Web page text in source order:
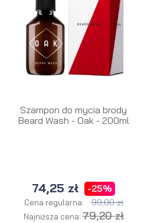
Szampon do mycia brody
Beard Wash - Oak - 200ml
74,25 zł -25%
Cena regularna: 99,00 zł
Najniższa cena:79,20 zł